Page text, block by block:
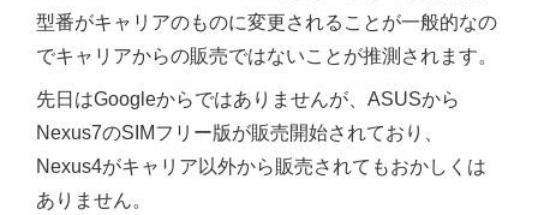
型番がキャリアのものに変更されることが一般的なの
でキャリアからの販売ではないことが推測されます。
先日はGoogleからではありませんが、ASUSから
Nexus7のSIMフリー版が販売開始されており、
Nexus4がキャリア以外から販売されてもおかしくは
ありません。